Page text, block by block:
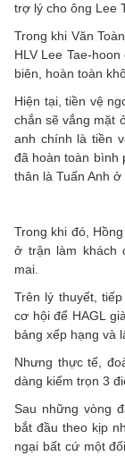
trợ lý cho ông Lee
Trong khi Văn
HLV Lee Tae-
biên, hoàn toàn
Hiện tại, tiền vệ
chắn sẽ vắng mặt
anh chính là tiền
đã hoàn toàn bình
thân là Tuấn Anh ở
Trong khi đó,
ở trận làm khách
mai.
Trên lý thuyết,
cơ hội để HAGL
bảng xếp hạng và
Nhưng thực tế,
dàng kiếm trọn 3
Sau những vòng
bắt đầu theo kịp
ngại bất cứ một